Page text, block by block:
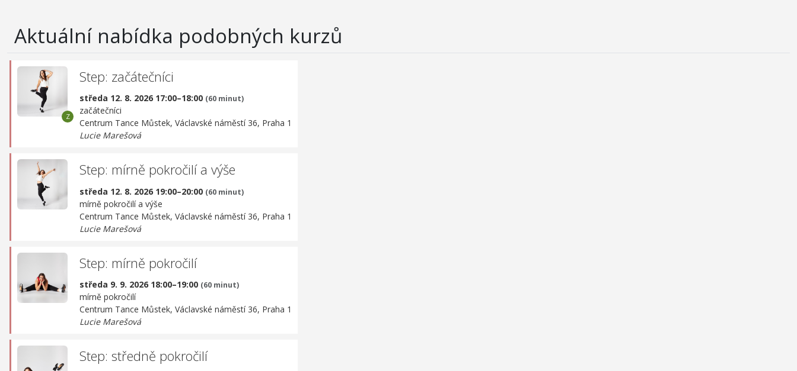
Aktuální nabídka podobných kurzů
Step: začátečníci
středa 12. 8. 2026 17:00–18:00 (60 minut)
začátečníci
Centrum Tance Můstek, Václavské náměstí 36, Praha 1
Lucie Marešová
Step: mírně pokročilí a výše
středa 12. 8. 2026 19:00–20:00 (60 minut)
mírně pokročilí a výše
Centrum Tance Můstek, Václavské náměstí 36, Praha 1
Lucie Marešová
Step: mírně pokročilí
středa 9. 9. 2026 18:00–19:00 (60 minut)
mírně pokročilí
Centrum Tance Můstek, Václavské náměstí 36, Praha 1
Lucie Marešová
Step: středně pokročilí